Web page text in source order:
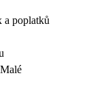
a poplatků